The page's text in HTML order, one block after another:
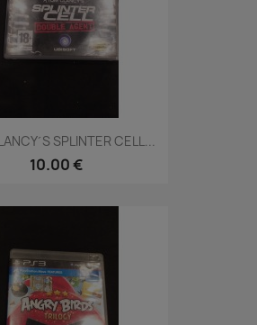
SPLINTER CELL...
10.00 €